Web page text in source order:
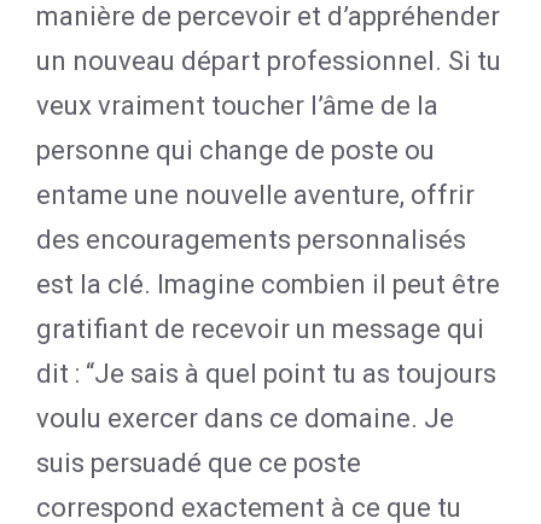
manière de percevoir et d’appréhender
un nouveau départ professionnel. Si tu
veux vraiment toucher l’âme de la
personne qui change de poste ou
entame une nouvelle aventure, offrir
des encouragements personnalisés
est la clé. Imagine combien il peut être
gratifiant de recevoir un message qui
dit : “Je sais à quel point tu as toujours
voulu exercer dans ce domaine. Je
suis persuadé que ce poste
correspond exactement à ce que tu